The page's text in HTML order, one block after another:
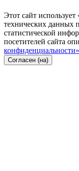
Этот сайт использует
технических данных
статистической
посетителей сайта
конфиденциальности»
Согласен (на)